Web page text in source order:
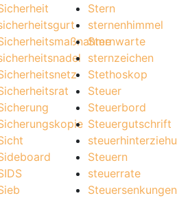
Stern
sternenhimmel
Sternwarte
sternzeichen
Stethoskop
Steuer
Steuerbord
Steuergutschrift
Steuern
steuerrate
Steuersenkungen